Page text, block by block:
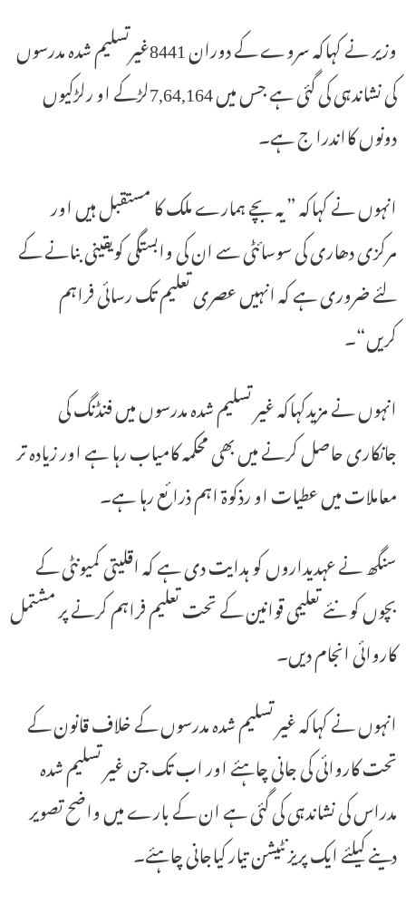
وزیر نے کہاکہ سروے کے دوران 8441غیرتسلیم شدہ مدرسوں
کی نشاندہی کی گئی ہے جس میں 7,64,164لڑکے او رلڑکیوں
دونوں کااندرا ج ہے۔
انہوں نے کہاکہ ”یہ بچے ہمارے ملک کا مستقبل ہیں اور
مرکزی دھاری کی سوسائٹی سے ان کی وابستگی کویقینی بنانے کے
لئے ضروری ہے کہ انہیں عصری تعلیم تک رسائی فراہم
کریں“۔
انہوں نے مزیدکہاکہ غیر تسلیم شدہ مدرسوں میں فنڈنگ کی
جانکاری حاصل کرنے میں بھی محکمہ کامیاب رہا ہے اور زیادہ تر
معاملات میں عطیات او رذکوۃ اہم ذرائع رہا ہے۔
سنگھ نے عہدیداروں کو ہدایت دی ہے کہ اقلیتی کمیونٹی کے
بچوں کو نئے تعلیمی قوانین کے تحت تعلیم فراہم کرنے پر مشتمل
کاروائی انجام دیں۔
انہوں نے کہاکہ غیر تسلیم شدہ مدرسوں کے خلاف قانون کے
تحت کاروائی کی جانی چاہئے اور اب تک جن غیر تسلیم شدہ
مدراس کی نشاندہی کی گئی ہے ان کے بارے میں واضح تصویر
دینے کیلئے ایک پریزنٹیشن تیار کیاجانی چاہئے۔